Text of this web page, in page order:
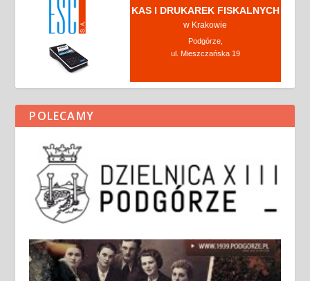
KAS I DRUKAREK FISKALNYCH
w Krakowie
Podgórze,
ul. Mieszczańska 19
POLECAMY